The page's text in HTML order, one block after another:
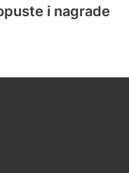
i nagrade